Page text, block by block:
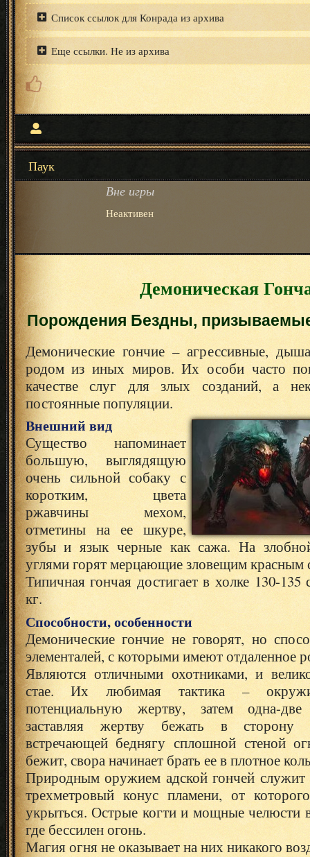
Список ссылок для Конрада из архива
Еще ссылки. Не из архива
Паук
Вне игры
Неактивен
Демоническая
Порождения Бездны,
Демонические гончие – агрессивные,
родом из иных миров. Их особи часто
качестве слуг для злых созданий, а
постоянные популяции.
Внешний вид
Существо напоминает
большую, выглядящую
очень сильной собаку с
коротким, цвета
ржавчины мехом,
отметины на ее шкуре,
зубы и язык черные как сажа. На
углями горят мерцающие зловещим красным
Типичная гончая достигает в холке 130-
кг.
Способности, особенности
Демонические гончие не говорят, но
элементалей, с которыми имеют отдаленное
Являются отличными охотниками, и
стае. Их любимая тактика –
потенциальную жертву, затем одна-
заставляя жертву бежать в сторону
встречающей беднягу сплошной стеной
бежит, свора начинает брать ее в плотное
Природным оружием адской гончей служит
трехметровый конус пламени, от
укрыться. Острые когти и мощные челюсти
где бессилен огонь.
Магия огня не оказывает на них никакого